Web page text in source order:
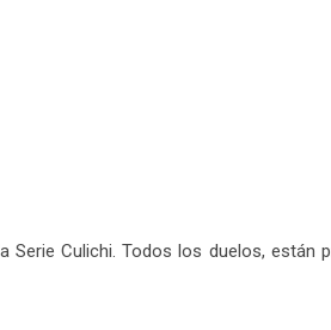
Culichi. Todos los duelos, están